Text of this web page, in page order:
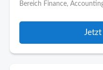
Bereich Finance,
Jetzt